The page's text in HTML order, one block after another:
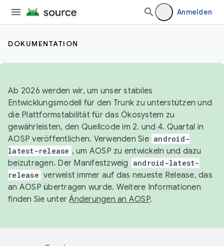
Anmelden
DOKUMENTATION
Ab 2026 werden wir, um unser stabiles
Entwicklungsmodell für den Trunk zu unterstützen und
die Plattformstabilität für das Ökosystem zu
gewährleisten, den Quellcode im 2. und 4. Quartal in
AOSP veröffentlichen. Verwenden Sie android-
latest-release , um AOSP zu entwickeln und dazu
beizutragen. Der Manifestzweig
android-latest-
release verweist immer auf das neueste Release, das
an AOSP übertragen wurde. Weitere Informationen
finden Sie unterÄnderungen an AOSP.